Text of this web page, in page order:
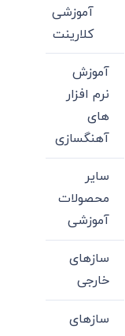
آموزشی
کلارینت
آموزش
نرم افزار
های
آهنگسازی
سایر
محصولات
آموزشی
سازهای
خارجی
سازهای